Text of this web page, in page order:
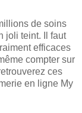
de soins
joli teint. Il faut
efficaces
compter sur
ces
en ligne My